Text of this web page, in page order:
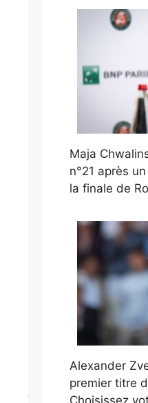
Maja
n°21 après
la finale de
Alexander
premier titre
Choisissez